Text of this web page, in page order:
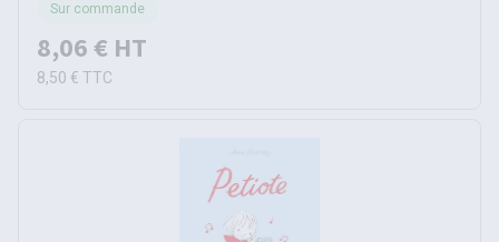
Sur commande
8,06 € HT
8,50 € TTC